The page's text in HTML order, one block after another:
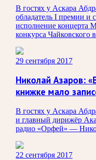
В гостях у Аскара
обладатель I премии и
исполнение концерта
конкурса
29 сентября 2017
Николай Азаров:
книжке мало
В гостях у Аскара
и главный дирижёр
радио «Орфей» —
22 сентября 2017